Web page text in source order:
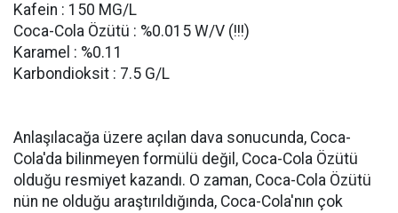
Kafein : 150 MG/L
Coca-Cola Özütü : %0.015 W/V (!!!)
Karamel : %0.11
Karbondioksit : 7.5 G/L
Anlaşılacağa üzere açılan dava sonucunda, Coca-
Cola'da bilinmeyen formülü değil, Coca-Cola Özütü
olduğu resmiyet kazandı. O zaman, Coca-Cola Özütü
nün ne olduğu araştırıldığında, Coca-Cola'nın çok